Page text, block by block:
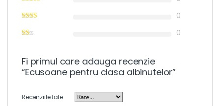
0
0
Fi primul care adauga recenzie
“Ecusoane pentru clasa albinutelor”
Recenziile tale